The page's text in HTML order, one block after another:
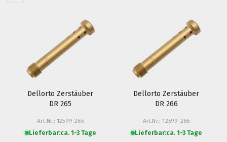
Dellorto Zerstäuber
DR 265
Art.Nr.: 12599-265
Lieferbar:ca. 1-3 Tage
Dellorto Zerstäuber
DR 266
Art.Nr.: 12599-266
Lieferbar:ca. 1-3 Tage